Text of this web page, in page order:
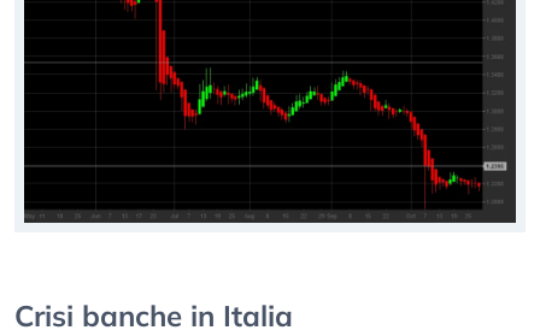
Crisi banche in Italia